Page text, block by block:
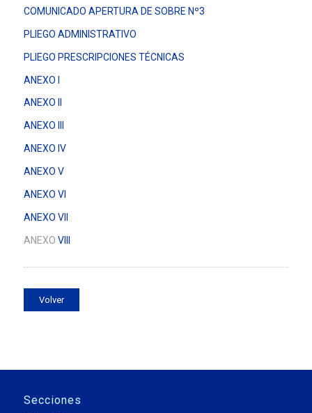
COMUNICADO APERTURA DE SOBRE Nº3
PLIEGO ADMINISTRATIVO
PLIEGO PRESCRIPCIONES TÉCNICAS
ANEXO I
ANEXO II
ANEXO III
ANEXO IV
ANEXO V
ANEXO VI
ANEXO VII
ANEXO VIII
Volver
Secciones